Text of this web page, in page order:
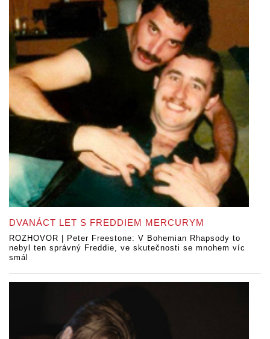
DVANÁCT LET S FREDDIEM MERCURYM
ROZHOVOR | Peter Freestone: V Bohemian Rhapsody to
nebyl ten správný Freddie, ve skutečnosti se mnohem víc
smál